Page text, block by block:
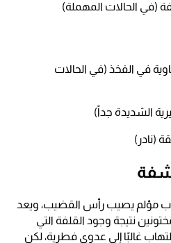
(في الحالات المهملة)
في الفخذ (في الحالات
الشديدة جداً)
(نادر)
مؤلم يصيب رأس القضيب، ويعد
نتيجة وجود القلفة التي
غالبًا إلى عدوى فطرية، لكن